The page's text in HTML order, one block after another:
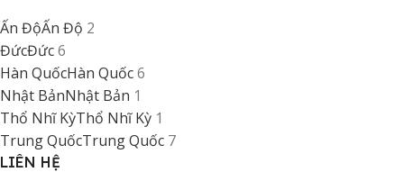
Ấn ĐộẤn Độ 2
ĐứcĐức6
Hàn QuốcHàn Quốc6
Nhật BảnNhật Bản 1
Thổ Nhĩ KỳThổ Nhĩ Kỳ 1
Trung QuốcTrung Quốc 7
LIÊN HỆ